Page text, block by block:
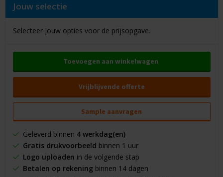
Jouw selectie
Selecteer jouw opties voor de prijsopgave.
Toevoegen aan winkelwagen
Vrijblijvende offerte
Sample aanvragen
Geleverd binnen 4 werkdag(en)
Gratis drukvoorbeeld binnen 1 uur
Logo uploaden in de volgende stap
Betalen op rekeningbinnen 14 dagen